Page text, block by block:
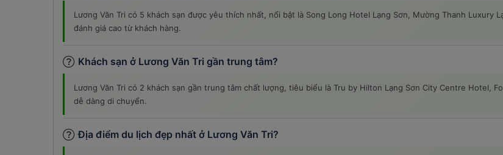
Lương Văn Tri có 5 khách sạn được yêu thích nhất, nổi bật là Song Long Hotel Lạng Sơn, Mường Thanh Luxury
đánh giá cao từ khách hàng.
Khách sạn ở Lương Văn Tri gần trung tâm?
Lương Văn Tri có 2 khách sạn gần trung tâm chất lượng, tiêu biểu là Tru by Hilton Lạng Sơn City Centre Hotel,
dễ dàng di chuyển.
Địa điểm du lịch đẹp nhất ở Lương Văn Tri?